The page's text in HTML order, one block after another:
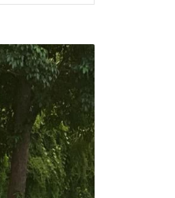
وزیراعلی
محمود
خان
کا
وزیراعلی
سندھ
سے
ٹیلیفونک
رابطہ